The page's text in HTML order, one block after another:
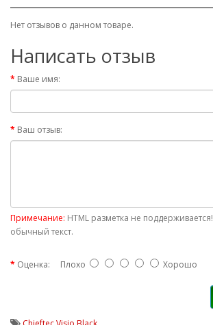
Нет отзывов о данном товаре.
Написать отзыв
Ваше имя:
Ваш отзыв:
Примечание: HTML разметка не
обычный текст.
Оценка: Плохо Хорошо